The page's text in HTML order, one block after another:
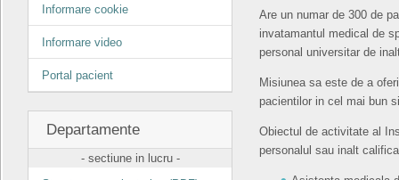
Informare cookie
Informare video
Portal pacient
Departamente
- sectiune in lucru -
Are un numar de 300 de
invatamantul medical de
personal universitar de
Misiunea sa este de a
pacientilor in cel mai bun
Obiectul de activitate al
personalul sau inalt